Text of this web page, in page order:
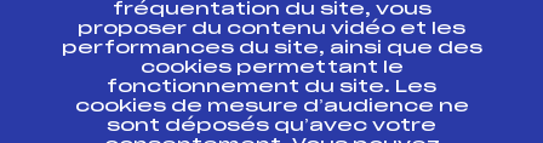
Ressources
Pass’Neige
Projet sportif fédéral
Projet de performance fédéral
Antidopage
fréquentation du site, vous
proposer du contenu vidéo et les
performances du site, ainsi que des
cookies permettant le
fonctionnement du site. Les
cookies de mesure d’audience ne
sont déposés qu’avec votre